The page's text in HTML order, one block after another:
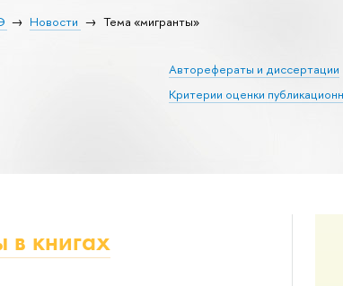
Новости Тема «мигранты»
Авторефераты и диссертации
Критерии оценки
в книгах